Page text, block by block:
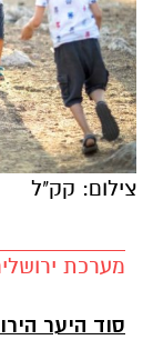
צילום: קק"ל
מערכת ירושלים נט /
סוד היער